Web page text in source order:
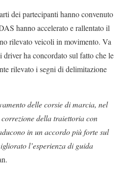
dei partecipanti hanno convenuto
hanno accelerato e rallentato il
rilevato veicoli in movimento. Va
driver ha concordato sul fatto che le
rilevato i segni di delimitazione
delle corsie di marcia, nel
della traiettoria con
in un accordo più forte sul
l’esperienza di guida